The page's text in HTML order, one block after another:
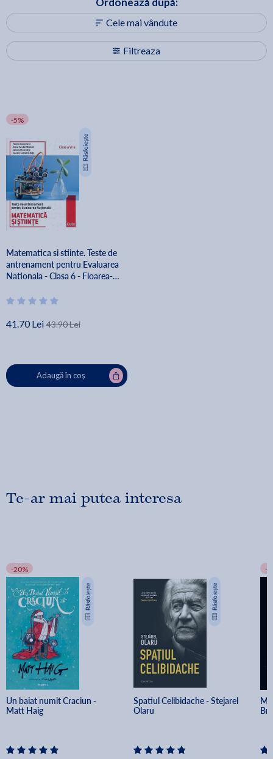
Filtreaza
Cele mai vândute
-5%
Matematica si stiinte. Teste de
antrenament pentru Evaluarea
Nationala - Clasa 6 - Floarea-
Mihalcsik, Camelia Elena Neta,
41.70 Lei 43.90 Lei
Adaugă în coș
Te-ar mai putea interesa
-20%
Un baiat numit Craciun -
Matt Haig
Spatiul Celibidache - Stejarel
Olaru
-